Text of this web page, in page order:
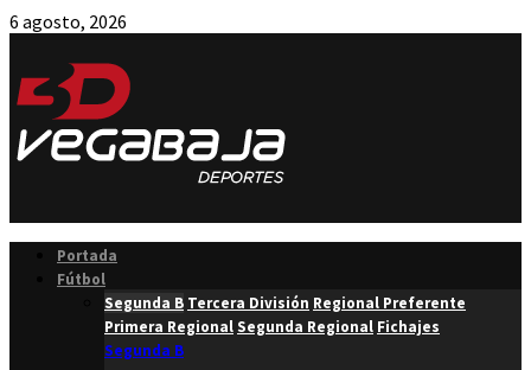
6 agosto, 2026
Portada
Fútbol
Segunda B Tercera División Regional Preferente
Primera RegionalSegunda Regional Fichajes
Segunda B